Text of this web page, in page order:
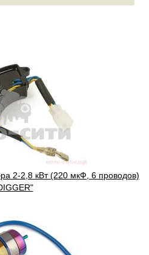
2-2,8 кВт (220 мкФ, 6 проводов)